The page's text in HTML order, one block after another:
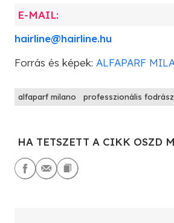
E-MAIL:
hairline@hairline.hu
Forrás és képek: ALFAPARF
alfaparf milano professzionális
HA TETSZETT A CIKK OSZD